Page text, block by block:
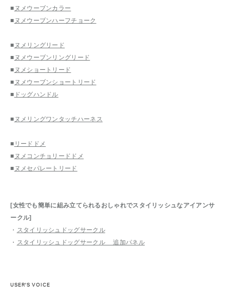
■ ヌメウーブンカラー
■ ヌメウーブンハーフチョーク
■ ヌメリングリード
■ ヌメウーブンリングリード
■ ヌメショートリード
■ ヌメウーブンショートリード
■ ドッグハンドル
■ ヌメリングワンタッチハーネス
■ リードドメ
■ ヌメコンチョリードドメ
■ ヌメセパレートリード
[女性でも簡単に組み立てられるおしゃれでスタイリッシュなアイアンサ
ークル]
・ スタイリッシュドッグサークル
・ スタイリッシュドッグサークル 追加パネル
USER'S VOICE